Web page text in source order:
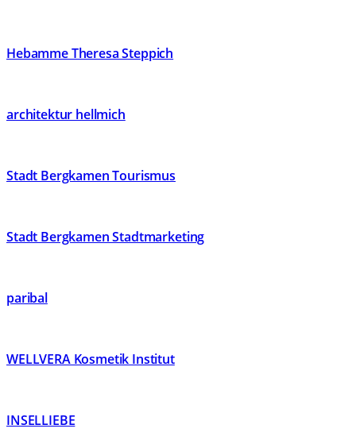
Hebamme Theresa Steppich
architektur hellmich
Stadt Bergkamen Tourismus
Stadt Bergkamen Stadtmarketing
paribal
WELLVERA Kosmetik Institut
INSELLIEBE